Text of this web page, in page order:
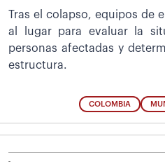
Tras el colapso, equipos de
al lugar para evaluar la
personas afectadas y
estructura.
COLOMBIA